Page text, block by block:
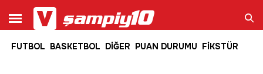
FUTBOL BASKETBOL DİĞER PUAN DURUMU FİKSTÜRAra